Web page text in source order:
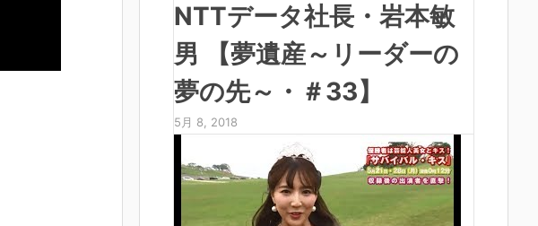
NTTデータ社長・岩本敏
男 【夢遺産～リーダーの
夢の先～・＃33】
5月 8, 2018